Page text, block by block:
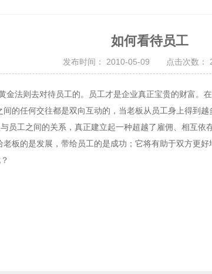
如何看待员工
发布时间： 2010-05-09 点击次数：
金法则去对待员工的。员工才是企业真正宝贵的财富。
的任何交往都是双向互动的，当老板从员工身上得到
员工之间的关系，真正建立起一种超越了雇佣、相互依
老板的是发展，带给员工的是成功；它将有助于双方更